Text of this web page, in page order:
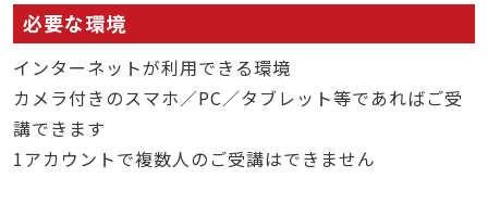
必要な環境
インターネットが利用できる環境
カメラ付きのスマホ／PC／タブレット等であればご受
講できます
1アカウントで複数人のご受講はできません